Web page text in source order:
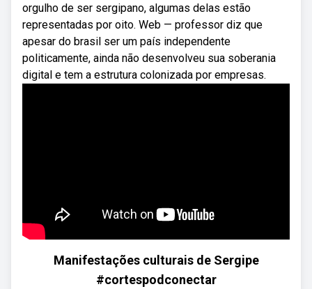
orgulho de ser sergipano, algumas delas estão
representadas por oito. Web — professor diz que
apesar do brasil ser um país independente
politicamente, ainda não desenvolveu sua soberania
digital e tem a estrutura colonizada por empresas.
Manifestações culturais de Sergipe
#cortespodconectar